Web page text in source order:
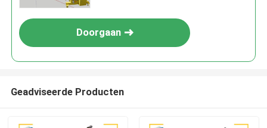
Doorgaan
Geadviseerde Producten